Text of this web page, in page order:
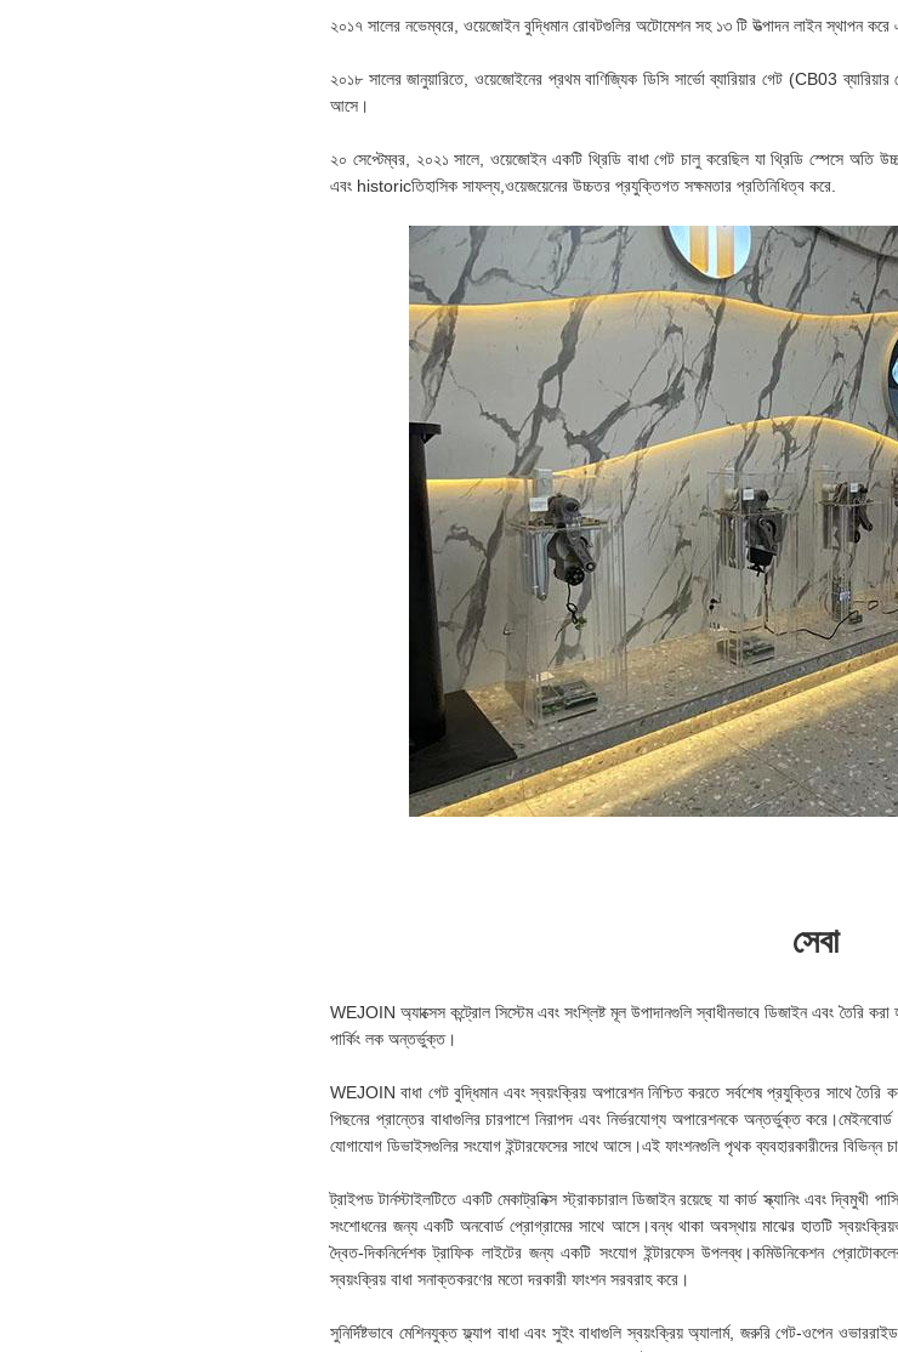
২০১৭ সালের নভেম্বরে, ওয়েজোইন বুদ্ধিমান রোবটগুলির অটোমেশন সহ ১৩ টি উত্পাদন লাইন স্থাপন করে
২০১৮ সালের জানুয়ারিতে, ওয়েজোইনের প্রথম বাণিজ্যিক ডিসি সার্ভো ব্যারিয়ার গেট (CB03
আসে।
২০ সেপ্টেম্বর, ২০২১ সালে, ওয়েজোইন একটি থ্রিডি বাধা গেট চালু করেছিল যা থ্রিডি স্পেসে অতি
এবং historicতিহাসিক সাফল্য,ওয়েজয়েনের উচ্চতর প্রযুক্তিগত সক্ষমতার প্রতিনিধিত্ব করে.
সেবা
WEJOIN অ্যাক্সেস কন্ট্রোল সিস্টেম এবং সংশ্লিষ্ট মূল উপাদানগুলি স্বাধীনভাবে ডিজাইন এবং তৈরি করা
পার্কিং লক অন্তর্ভুক্ত।
WEJOIN বাধা গেট বুদ্ধিমান এবং স্বয়ংক্রিয় অপারেশন নিশ্চিত করতে সর্বশেষ প্রযুক্তির সাথে তৈরি
পিছনের প্রান্তের বাধাগুলির চারপাশে নিরাপদ এবং নির্ভরযোগ্য অপারেশনকে অন্তর্ভুক্ত
যোগাযোগ ডিভাইসগুলির সংযোগ ইন্টারফেসের সাথে আসে।এই ফাংশনগুলি পৃথক ব্যবহারকারীদের বিভিন্ন
ট্রাইপড টার্নস্টাইলটিতে একটি মেকাট্রনিক্স স্ট্রাকচারাল ডিজাইন রয়েছে যা কার্ড স্ক্যানিং এবং
সংশোধনের জন্য একটি অনবোর্ড প্রোগ্রামের সাথে আসে।বন্ধ থাকা অবস্থায় মাঝের হাতটি
দ্বৈত-দিকনির্দেশক ট্রাফিক লাইটের জন্য একটি সংযোগ ইন্টারফেস উপলব্ধ।কমিউনিকেশন
স্বয়ংক্রিয় বাধা সনাক্তকরণের মতো দরকারী ফাংশন সরবরাহ করে।
সুনির্দিষ্টভাবে মেশিনযুক্ত ফ্ল্যাপ বাধা এবং সুইং বাধাগুলি স্বয়ংক্রিয় অ্যালার্ম, জরুরি গেট-ওপেন